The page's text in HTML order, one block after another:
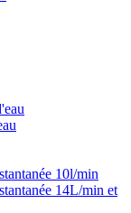
10l/min
14L/min et